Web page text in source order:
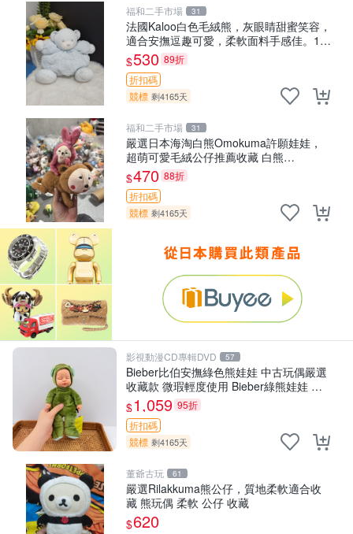
福和二手市場 31
法國Kaloo白色毛絨熊，灰眼睛甜蜜笑容，
適合安撫逗趣可愛，柔軟面料手感佳。14
白色安撫熊 毛絨玩具 寶寶逗樂具
$530 89折
折扣碼
競標 剩4165天
福和二手市場 31
嚴選日本海淘白熊Omokuma許願娃娃，
超萌可愛毛絨公仔推薦收藏 白熊
Omokuma 毛絨玩具 偽裝娃娃 玩具擺飾
$470 88折
折扣碼
競標 剩4165天
影視動漫CD專輯DVD 57
Bieber比伯安撫綠色熊娃娃 中古玩偶嚴選
收藏款 微瑕輕度使用 Bieber綠熊娃娃 中
古玩偶 微瑕
$1,059 95折
折扣碼
競標 剩4165天
董爺古玩 61
嚴選Rilakkuma熊公仔，質地柔軟適合收
藏 熊玩偶 柔軟 公仔 收藏
$620